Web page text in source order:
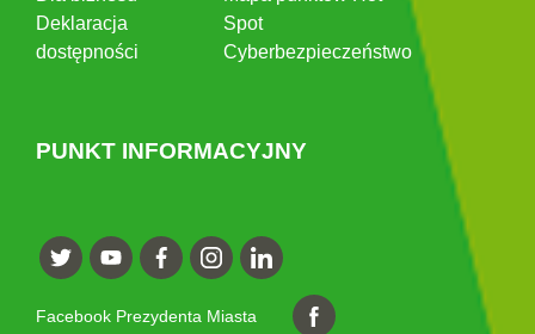
Deklaracja
dostępności
Spot
Cyberbezpieczeństwo
PUNKT INFORMACYJNY
Facebook Prezydenta Miasta